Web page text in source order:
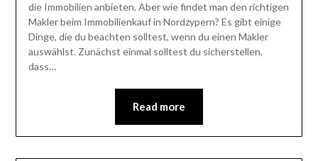
die Immobilien anbieten. Aber wie findet man den richtigen
Makler beim Immobilienkauf in Nordzypern? Es gibt einige
Dinge, die du beachten solltest, wenn du einen Makler
auswählst. Zunächst einmal solltest du sicherstellen,
dass…
Read more